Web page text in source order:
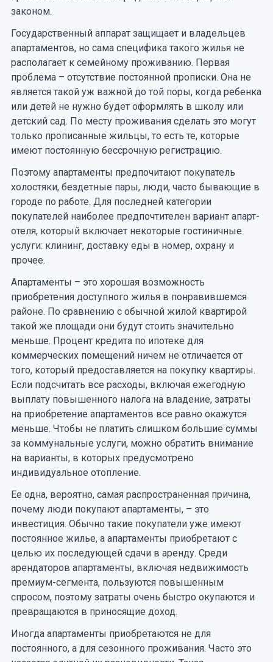
законом.
Государственный аппарат защищает и владельцев
апартаментов, но сама специфика такого жилья не
располагает к семейному проживанию. Первая
проблема – отсутствие постоянной прописки. Она не
является такой уж важной до той поры, когда ребенка
или детей не нужно будет оформлять в школу или
детский сад. По месту проживания сделать это могут
только прописанные жильцы, то есть те, которые
имеют постоянную бессрочную регистрацию.
Поэтому апартаменты предпочитают покупатель
холостяки, бездетные пары, люди, часто бывающие в
городе по работе. Для последней категории
покупателей наиболее предпочтителен вариант апарт-
отеля, который включает некоторые гостиничные
услуги: клининг, доставку еды в номер, охрану и
прочее.
Апартаменты – это хорошая возможность
приобретения доступного жилья в понравившемся
районе. По сравнению с обычной жилой квартирой
такой же площади они будут стоить значительно
меньше. Процент кредита по ипотеке для
коммерческих помещений ничем не отличается от
того, который предоставляется на покупку квартиры.
Если подсчитать все расходы, включая ежегодную
выплату повышенного налога на владение, затраты
на приобретение апартаментов все равно окажутся
меньше. Чтобы не платить слишком большие суммы
за коммунальные услуги, можно обратить внимание
на варианты, в которых предусмотрено
индивидуальное отопление.
Ее одна, вероятно, самая распространенная причина,
почему люди покупают апартаменты, – это
инвестиция. Обычно такие покупатели уже имеют
постоянное жилье, а апартаменты приобретают с
целью их последующей сдачи в аренду. Среди
арендаторов апартаменты, включая недвижимость
премиум-сегмента, пользуются повышенным
спросом, поэтому затраты очень быстро окупаются и
превращаются в приносящие доход.
Иногда апартаменты приобретаются не для
постоянного, а для сезонного проживания. Часто это